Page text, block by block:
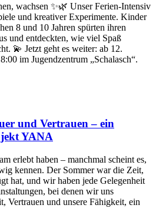
wachsen ✨🌿 Unser Ferien-Intensiv
und kreativer Experimente. Kinder
8 und 10 Jahren spürten ihren
und entdeckten, wie viel Spaß
💫 Jetzt geht es weiter: ab 12.
im Jugendzentrum „Schalasch“.
und Vertrauen – ein
YANA
erlebt haben – manchmal scheint es,
kennen. Der Sommer war die Zeit,
hat, und wir haben jede Gelegenheit
bei denen wir uns
Vertrauen und unsere Fähigkeit, ein